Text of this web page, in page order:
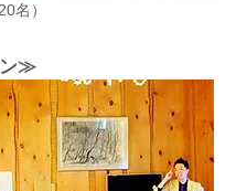
名）
≫